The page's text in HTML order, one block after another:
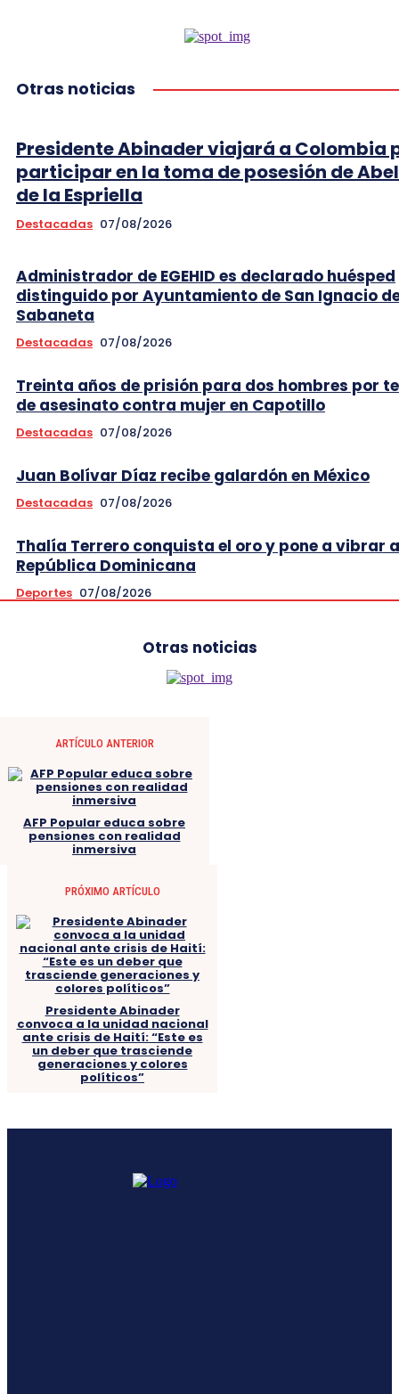
Otras noticias
Presidente Abinader viajará a Colombia
participar en la toma de posesión de
de la Espriella
Destacadas 07/08/2026
Administrador de EGEHID es declarado huésped
distinguido por Ayuntamiento de San Ignacio
Sabaneta
Destacadas 07/08/2026
Treinta años de prisión para dos hombres por
de asesinato contra mujer en Capotillo
Destacadas 07/08/2026
Juan Bolívar Díaz recibe galardón en México
Destacadas 07/08/2026
Thalía Terrero conquista el oro y pone a vibrar a
República Dominicana
Deportes 07/08/2026
Otras noticias
ARTÍCULO ANTERIOR
AFP Popular educa sobre
pensiones con realidad
inmersiva
PRÓXIMO ARTÍCULO
Presidente Abinader
convoca a la unidad nacional
ante crisis de Haití: “Este es
un deber que trasciende
generaciones y colores
políticos”